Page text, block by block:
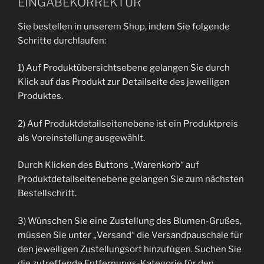
Sie bestellen in unserem Shop, indem Sie folgende
Schritte durchlaufen:
1) Auf Produktübersichtsebene gelangen Sie durch
Klick auf das Produkt zur Detailseite des jeweiligen
Produktes.
2) Auf Produktdetailseitenebene ist ein Produktpreis
als Voreinstellung ausgewählt.
Durch Klicken des Buttons „Warenkorb“ auf
Produktdetailseitenebene gelangen Sie zum nächsten
Bestellschritt.
3) Wünschen Sie eine Zustellung des Blumen-Grußes,
müssen Sie unter „Versand“ die Versandpauschale für
den jeweiligen Zustellungsort hinzufügen. Suchen Sie